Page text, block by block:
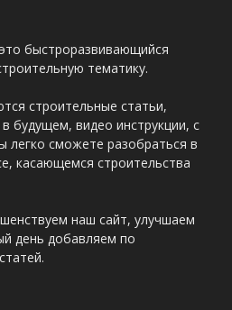
быстроразвивающийся
тематику.
строительные статьи,
будущем, видео инструкции, с
сможете разобраться в
касающемся строительства
наш сайт, улучшаем
день добавляем по